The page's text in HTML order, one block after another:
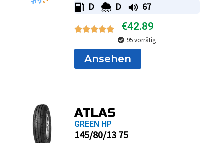
D D 67
€42.89
95 vorrätig
Ansehen
ATLAS
GREEN HP
145/80/13 75